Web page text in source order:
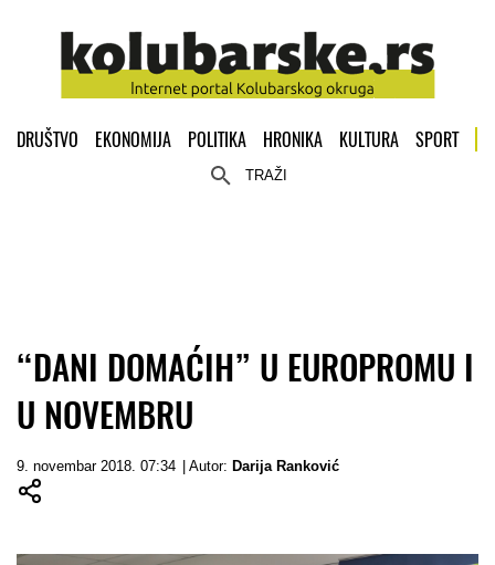
DRUŠTVO EKONOMIJA POLITIKA HRONIKA KULTURA SPORT
TRAŽI
“DANI DOMAĆIH” U EUROPROMU I
U NOVEMBRU
9. novembar 2018. 07:34 | Autor: Darija Ranković